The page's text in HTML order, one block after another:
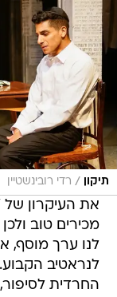
תיקון / רדי רובינשטיין
את העיקרון של
מכירים טוב
לנו ערך מוסף,
לנראטיב
החרדית לסיפור,